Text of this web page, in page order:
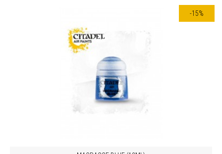
-15%